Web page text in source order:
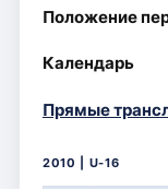
Положение
Календарь
Прямые
2010 | U-16